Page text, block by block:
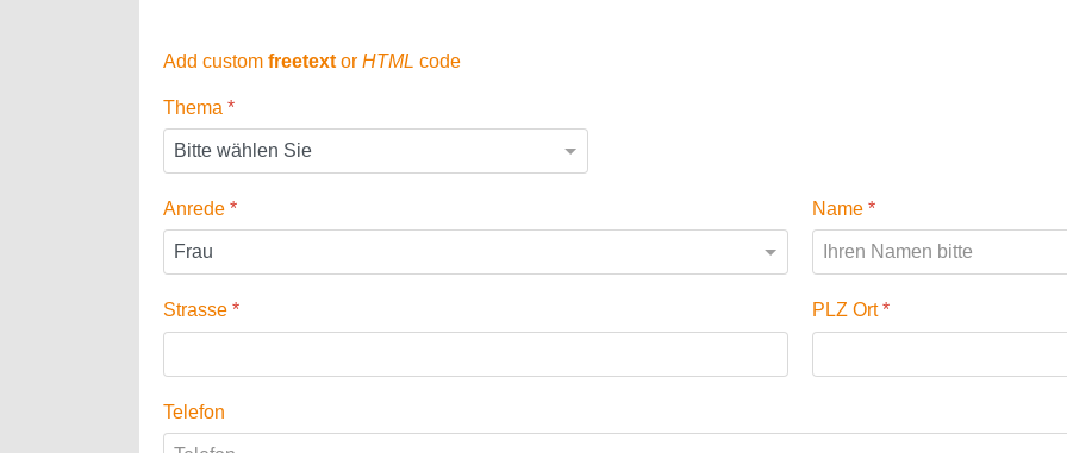
Add custom freetext or HTML code
Thema *
Anrede * Name *
Strasse * PLZ Ort*
Telefon